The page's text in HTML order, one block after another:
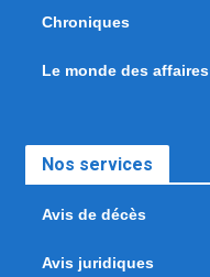
Chroniques
Le monde des affaires
Nos services
Avis de décès
Avis juridiques